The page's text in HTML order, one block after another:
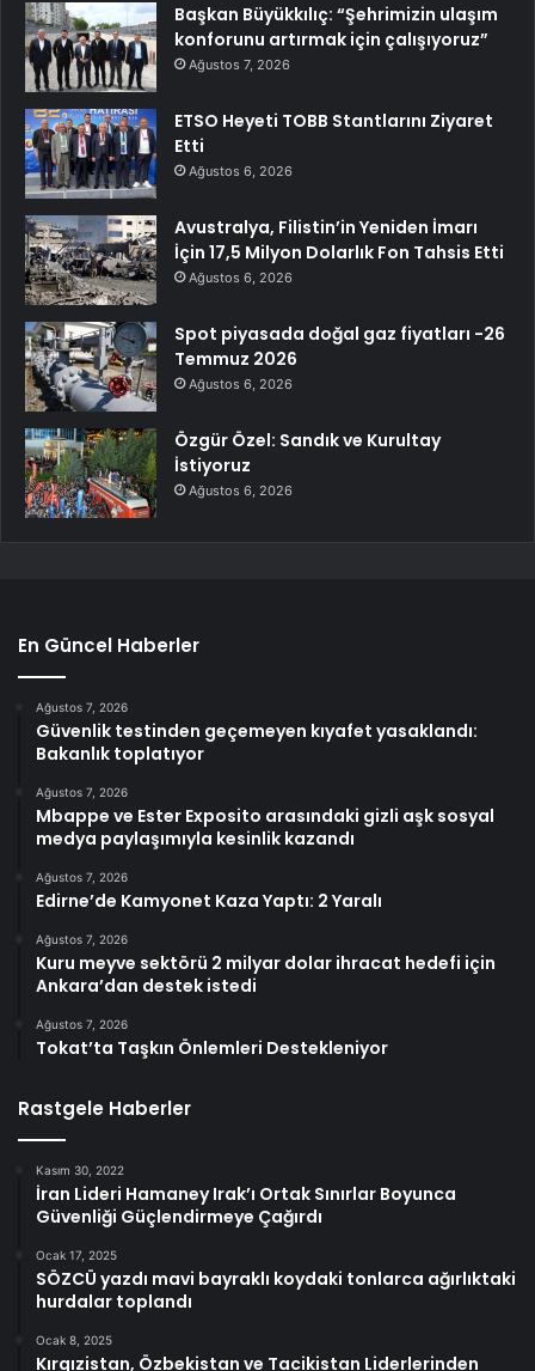
Başkan Büyükkılıç: “Şehrimizin ulaşım
konforunu artırmak için çalışıyoruz”
Ağustos 7, 2026
ETSO Heyeti TOBB Stantlarını Ziyaret
Etti
Ağustos 6, 2026
Avustralya, Filistin’in Yeniden İmarı
İçin 17,5 Milyon Dolarlık Fon Tahsis Etti
Ağustos 6, 2026
Spot piyasada doğal gaz fiyatları -26
Temmuz 2026
Ağustos 6, 2026
Özgür Özel: Sandık ve Kurultay
İstiyoruz
Ağustos 6, 2026
En Güncel Haberler
Ağustos 7, 2026
Güvenlik testinden geçemeyen kıyafet yasaklandı:
Bakanlık toplatıyor
Ağustos 7, 2026
Mbappe ve Ester Exposito arasındaki gizli aşk sosyal
medya paylaşımıyla kesinlik kazandı
Ağustos 7, 2026
Edirne’de Kamyonet Kaza Yaptı: 2 Yaralı
Ağustos 7, 2026
Kuru meyve sektörü 2 milyar dolar ihracat hedefi için
Ankara’dan destek istedi
Ağustos 7, 2026
Tokat’ta Taşkın Önlemleri Destekleniyor
Rastgele Haberler
Kasım 30, 2022
İran Lideri Hamaney Irak’ı Ortak Sınırlar Boyunca
Güvenliği Güçlendirmeye Çağırdı
Ocak 17, 2025
SÖZCÜ yazdı mavi bayraklı koydaki tonlarca ağırlıktaki
hurdalar toplandı
Ocak 8, 2025
Kırgızistan, Özbekistan ve Tacikistan Liderlerinden